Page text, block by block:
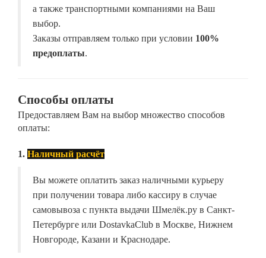
а также транспортными компаниями на Ваш
выбор.
Заказы отправляем только при условии 100%
предоплаты.
Способы оплаты
Предоставляем Вам на выбор множество способов
оплаты:
1. Наличный расчёт
Вы можете оплатить заказ наличными курьеру
при получении товара либо кассиру в случае
самовывоза с пункта выдачи Шмелёк.ру в Санкт-
Петербурге или DostavkaClub в Москве, Нижнем
Новгороде, Казани и Краснодаре.